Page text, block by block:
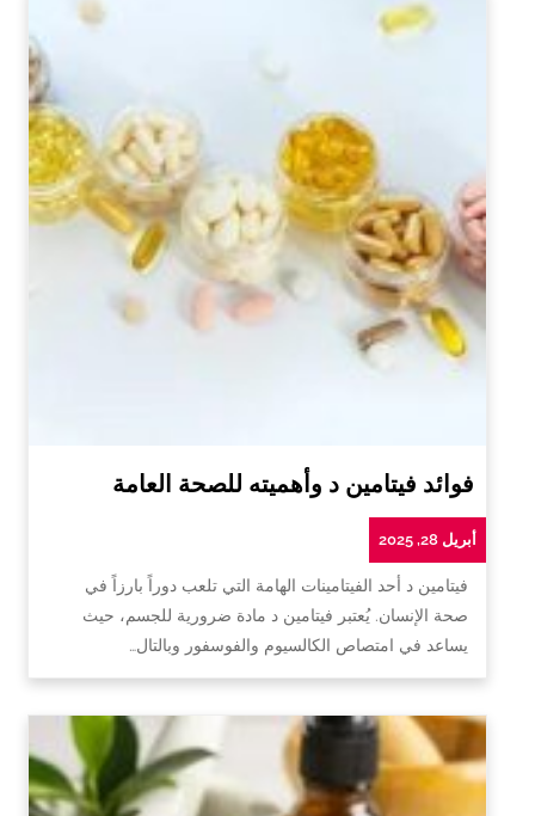
فوائد فيتامين د وأهميته للصحة العامة
أبريل 28, 2025
فيتامين د أحد الفيتامينات الهامة التي تلعب دوراً بارزاً في
صحة الإنسان. يُعتبر فيتامين د مادة ضرورية للجسم، حيث
يساعد في امتصاص الكالسيوم والفوسفور وبالتال…